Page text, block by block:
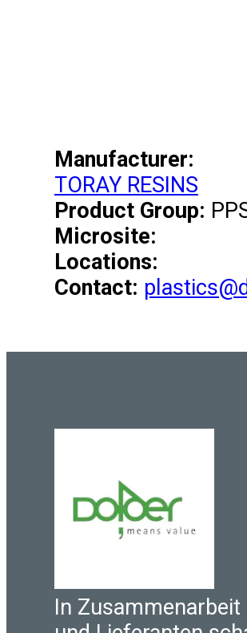
Manufacturer:
TORAY RESINS
Product Group:
Microsite:
Locations:
Contact:
In